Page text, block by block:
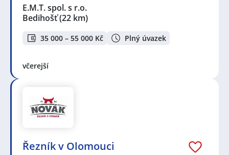
E.M.T. spol. s r.o.
Bedihošť(22 km)
35 000 – 55 000 Kč Plný úvazek
včerejší
Řezník v Olomouci